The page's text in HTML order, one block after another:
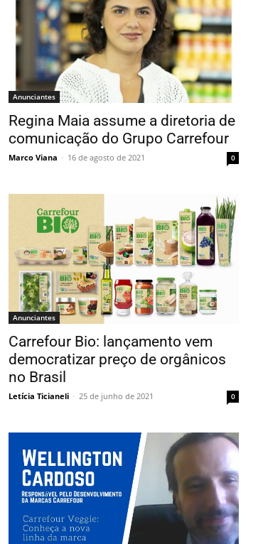
Anunciantes
Regina Maia assume a diretoria de
comunicação do Grupo Carrefour
Marco Viana - 16 de agosto de 2021 0
Anunciantes
Carrefour Bio: lançamento vem
democratizar preço de orgânicos
no Brasil
Letícia Ticianeli - 25 de junho de 2021 0